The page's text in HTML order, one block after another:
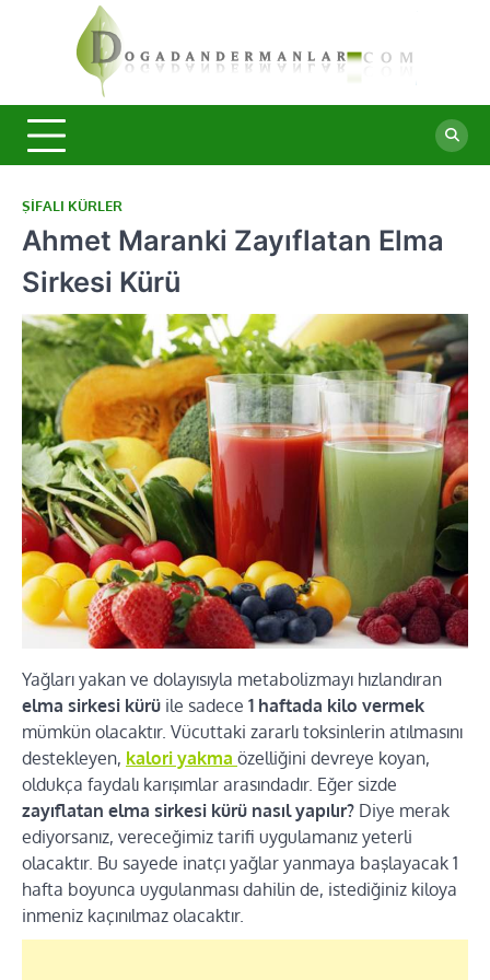
doğal
taşlar ile
sağlıklı
yaşam.
ŞIFALI KÜRLER
Ahmet Maranki Zayıflatan Elma
Sirkesi Kürü
Yağları yakan ve dolayısıyla metabolizmayı hızlandıran
elma sirkesi kürü ile sadece 1 haftada kilo vermek
mümkün olacaktır. Vücuttaki zararlı toksinlerin atılmasını
destekleyen, kalori yakma özelliğini devreye koyan,
oldukça faydalı karışımlar arasındadır. Eğer sizde
zayıflatan elma sirkesi kürü nasıl yapılır? Diye merak
ediyorsanız, vereceğimiz tarifi uygulamanız yeterli
olacaktır. Bu sayede inatçı yağlar yanmaya başlayacak 1
hafta boyunca uygulanması dahilin de, istediğiniz kiloya
inmeniz kaçınılmaz olacaktır.